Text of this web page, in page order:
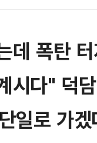
데 폭탄
시다" 덕담
일로 가